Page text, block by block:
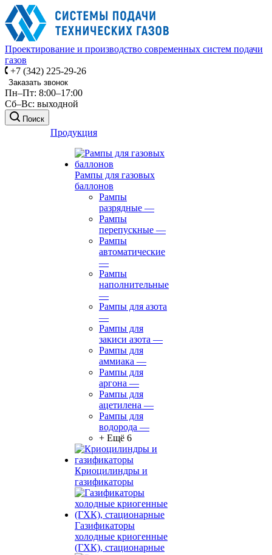
Проектирование и производство современных систем подачи
газов
+7 (342) 225-29-26
Заказать звонок
Пн–Пт: 8:00–17:00
Сб–Вс: выходной
Поиск
Продукция
Рампы для газовых
баллонов
Рампы
разрядные —
Рампы
перепускные —
Рампы
автоматические
—
Рампы
наполнительные
—
Рампы для азота
—
Рампы для
закиси азота —
Рампы для
аммиака —
Рампы для
аргона —
Рампы для
ацетилена —
Рампы для
водорода —
+ Ещё 6
Криоцилиндры и
газификаторы
Газификаторы
холодные криогенные
(ГХК), стационарные